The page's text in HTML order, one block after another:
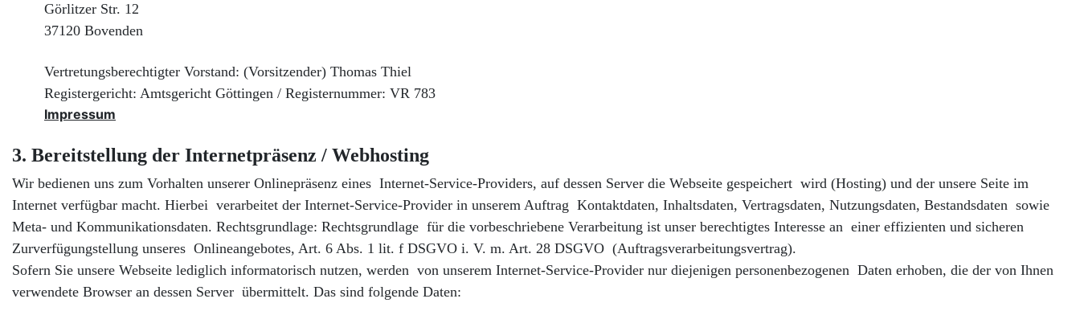
Görlitzer Str. 12
37120 Bovenden
Vertretungsberechtigter Vorstand: (Vorsitzender) Thomas Thiel
Registergericht: Amtsgericht Göttingen / Registernummer: VR 783
Impressum
3. Bereitstellung der Internetpräsenz / Webhosting
Wir bedienen uns zum Vorhalten unserer Onlinepräsenz eines Internet-Service-Providers, auf dessen Server die Webseite gespeichert wird (Hosting) und der unsere Seite im
Internet verfügbar macht. Hierbei verarbeitet der Internet-Service-Provider in unserem Auftrag Kontaktdaten, Inhaltsdaten, Vertragsdaten, Nutzungsdaten, Bestandsdaten sowie
Meta- und Kommunikationsdaten. Rechtsgrundlage: Rechtsgrundlage für die vorbeschriebene Verarbeitung ist unser berechtigtes Interesse an einer effizienten und sicheren
Zurverfügungstellung unseres Onlineangebotes, Art. 6 Abs. 1 lit. f DSGVO i. V. m. Art. 28 DSGVO (Auftragsverarbeitungsvertrag).
Sofern Sie unsere Webseite lediglich informatorisch nutzen, werden von unserem Internet-Service-Provider nur diejenigen personenbezogenen Daten erhoben, die der von Ihnen
verwendete Browser an dessen Server übermittelt. Das sind folgende Daten: